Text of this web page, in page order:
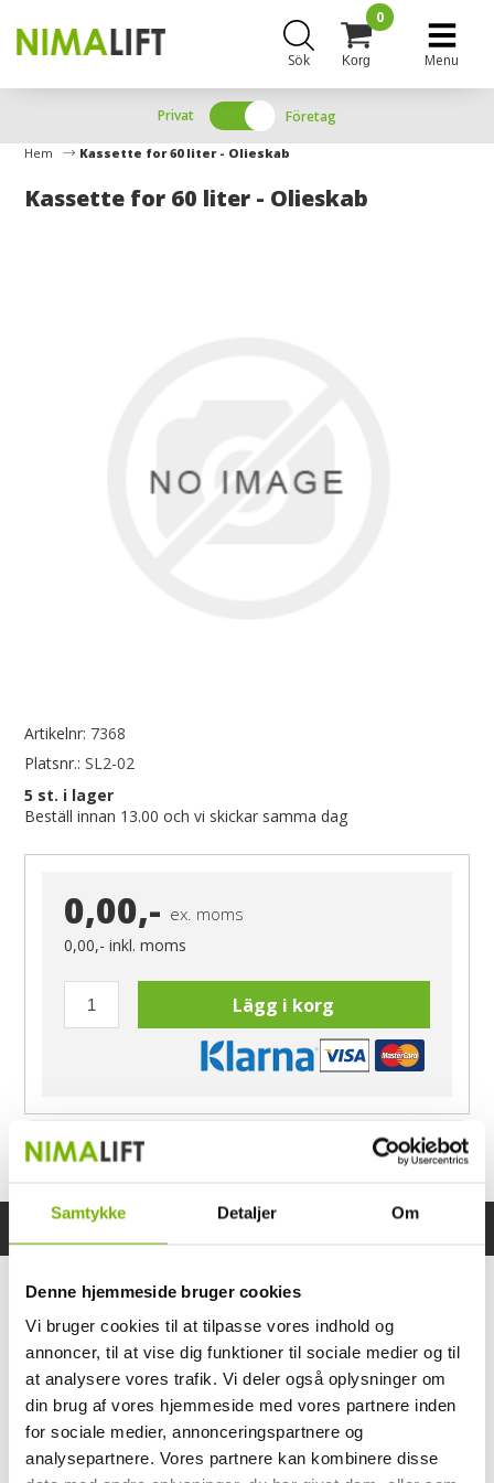
Samtykke Detaljer Om
Denne hjemmeside bruger cookies
Vi bruger cookies til at tilpasse vores indhold og
annoncer, til at vise dig funktioner til sociale medier og til
at analysere vores trafik. Vi deler også oplysninger om
din brug af vores hjemmeside med vores partnere inden
for sociale medier, annonceringspartnere og
analysepartnere. Vores partnere kan kombinere disse
Sök Korg
0
Menu
Privat Företag
Hem Kassette for 60 liter - Olieskab
Kassette for 60 liter - Olieskab
Artikelnr: 7368
Platsnr.: SL2-02
5 st. i lager
Beställ innan 13.00 och vi skickar samma dag
0,00,- ex. moms
0,00,-inkl. moms
Lägg i korg
Ring Morten